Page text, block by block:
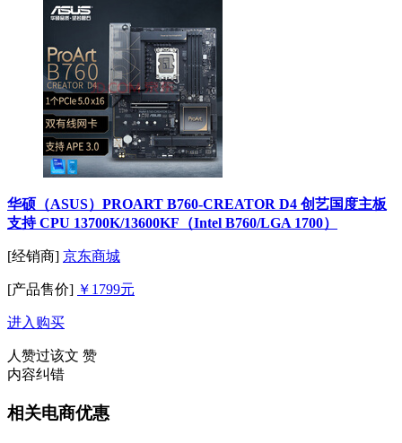
华硕（ASUS）PROART B760-CREATOR D4 创艺国度主板
支持 CPU 13700K/13600KF（Intel B760/LGA 1700）
[经销商] 京东商城
[产品售价] ￥1799元
进入购买
人赞过该文 赞
内容纠错
相关电商优惠